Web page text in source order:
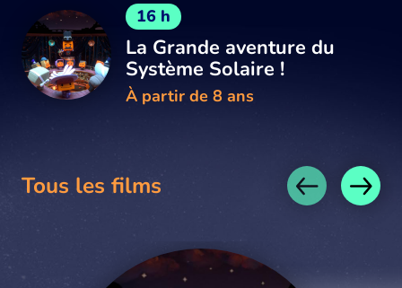
16 h
La Grande aventure du
Système Solaire !
À partir de 8 ans
Tous les films